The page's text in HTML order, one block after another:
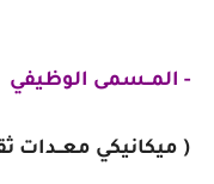
- المــسمى الوظيفي
( ميكانيكي معــدات